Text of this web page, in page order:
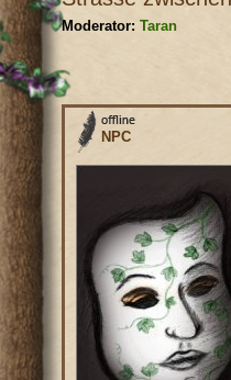
Moderator: Taran
NPC